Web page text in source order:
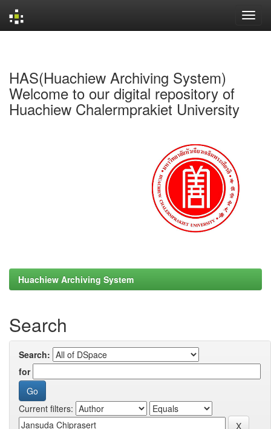
HAS(Huachiew Archiving System)
Welcome to our digital repository of
Huachiew Chalermprakiet University
Huachiew Archiving System
Search
Search:
for
Current filters: